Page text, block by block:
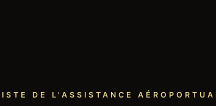
DE L'ASSISTANCE